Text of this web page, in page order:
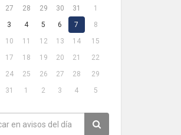
27 28 29 30 31
1
3 4 5 6 7
8
10 11 12 13 14
15
17 18 19 20 21
22
24 25 26 27 28
29
31 1 2 3 4 5